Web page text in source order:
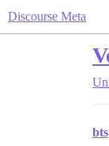
Discourse Meta
bts